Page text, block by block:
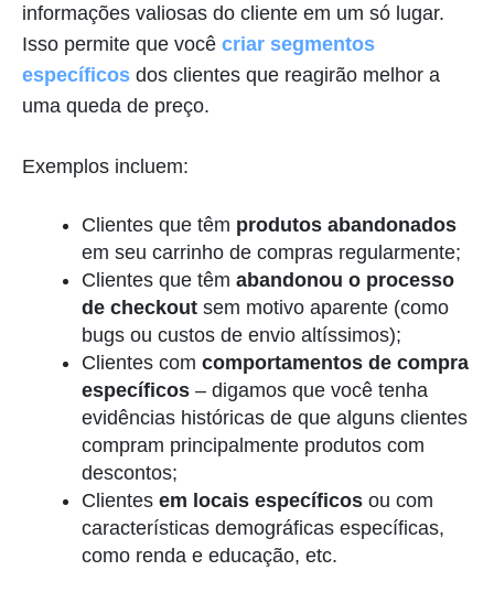
informações valiosas do cliente em um só lugar.
Isso permite que você criar segmentos
específicos dos clientes que reagirão melhor a
uma queda de preço.
Exemplos incluem:
Clientes que têm produtos abandonados
em seu carrinho de compras regularmente;
Clientes que têm abandonou o processo
de checkout sem motivo aparente (como
bugs ou custos de envio altíssimos);
Clientes com comportamentos de compra
específicos – digamos que você tenha
evidências históricas de que alguns clientes
compram principalmente produtos com
descontos;
Clientes em locais específicos ou com
características demográficas específicas,
como renda e educação, etc.